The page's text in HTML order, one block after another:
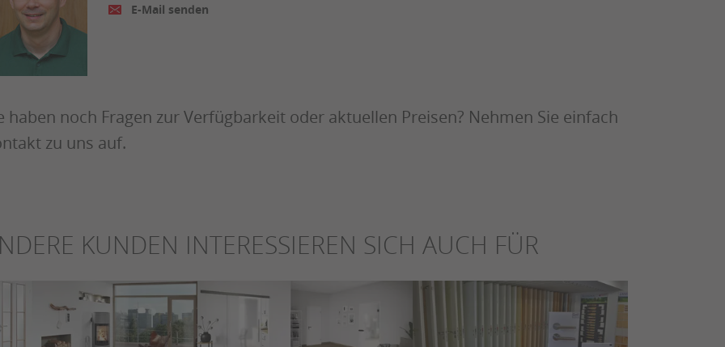
E-Mail senden
haben noch Fragen zur Verfügbarkeit oder aktuellen Preisen? Nehmen Sie einfach
zu uns auf.
KUNDEN INTERESSIEREN SICH AUCH FÜR